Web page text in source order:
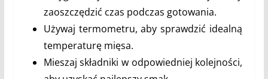
zaoszczędzić czas podczas gotowania.
Używaj termometru, aby sprawdzić idealną
temperaturę mięsa.
Mieszaj składniki w odpowiedniej kolejności,